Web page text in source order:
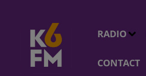
RADIO
CONTACT